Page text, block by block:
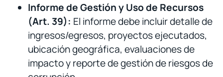
Informe de Gestión y Uso de Recursos
(Art. 39): El informe debe incluir detalle de
ingresos/egresos, proyectos ejecutados,
ubicación geográfica, evaluaciones de
impacto y reporte de gestión de riesgos de